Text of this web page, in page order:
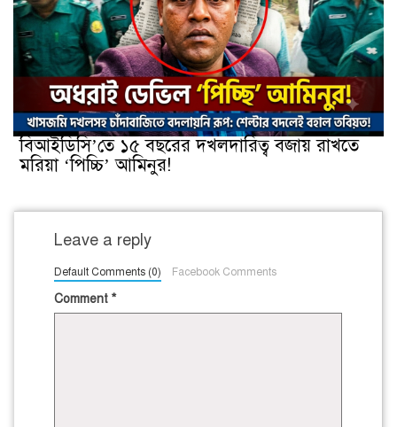
বিআইডিসি’তে ১৫ বছরের দখলদারিত্ব বজায় রাখতে
মরিয়া ‘পিচ্চি’ আমিনুর!
Leave a reply
Default Comments (0) Facebook Comments
Comment *